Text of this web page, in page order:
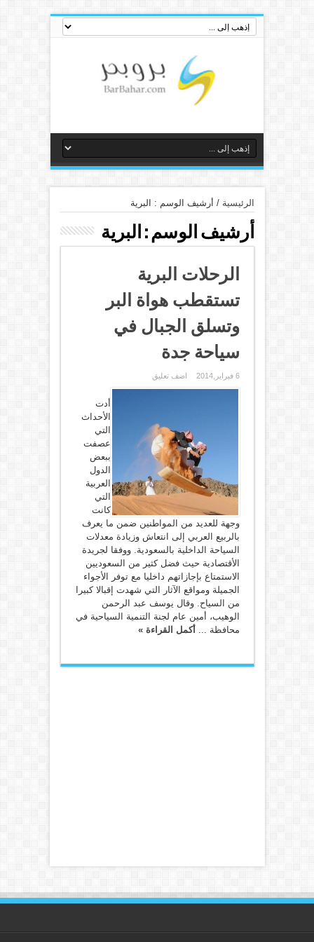
الرئيسية / أرشيف الوسم : البرية
أرشيف الوسم :البرية
الرحلات البرية
تستقطب هواة البر
وتسلق الجبال في
سياحة جدة
6 فبراير,2014 اضف تعليق
أدت
الأحداث
التي
عصفت
ببعض
الدول
العربية
التي
كانت
وجهة للعديد من المواطنين ضمن ما يعرف
بالربيع العربي إلى انتعاش وزيادة معدلات
السياحة الداخلية بالسعودية. ووفقا لجريدة
الأقتصادية حيث فضل كثير من السعوديين
الاستمتاع بإجازاتهم داخليا مع توفر الأجواء
الجميلة ومواقع الآثار التي شهدت إقبالا كبيرا
من السياح. وقال يوسف عبد الرحمن
الوهيب، أمين عام لجنة التنمية السياحية في
محافظة ... أكمل القراءة »